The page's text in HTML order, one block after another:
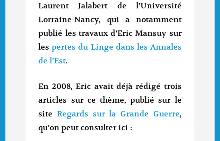
Laurent Jalabert de l’Université
Lorraine-Nancy, qui a notamment
publié les travaux d’Eric Mansuy sur
les pertes du Linge dans les Annales
de l’Est.
En 2008, Eric avait déjà rédigé trois
articles sur ce thème, publié sur le
site Regards sur la Grande Guerre,
qu’on peut consulter ici :